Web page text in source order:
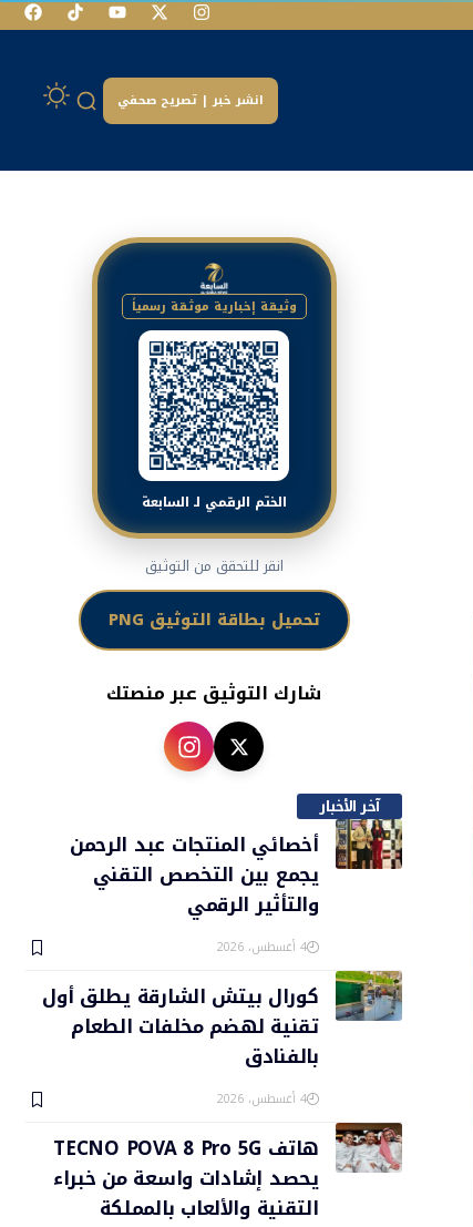
انشر خبر | تصريح صحفي
وثيقة إخبارية موثقة رسمياً
الختم الرقمي لـ السابعة
انقر للتحقق من التوثيق
تحميل بطاقة التوثيق PNG
شارك التوثيق عبر منصتك
آخر الأخبار
أخصائي المنتجات عبد الرحمن
يجمع بين التخصص التقني
والتأثير الرقمي
4 أغسطس، 2026
كورال بيتش الشارقة يطلق أول
تقنية لهضم مخلفات الطعام
بالفنادق
4 أغسطس، 2026
هاتف TECNO POVA 8 Pro 5G
يحصد إشادات واسعة من خبراء
التقنية والألعاب بالمملكة